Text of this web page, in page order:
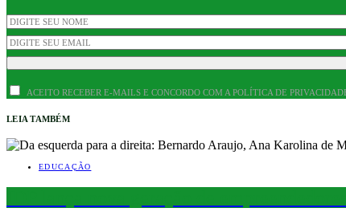
ACEITO RECEBER E-MAILS E CONCORDO COM A POLÍTICA DE
LEIA TAMBÉM
EDUCAÇÃO